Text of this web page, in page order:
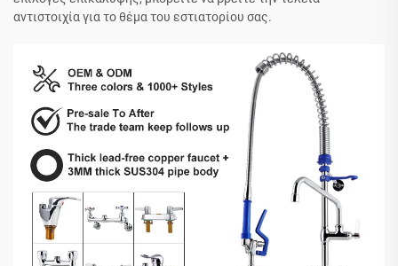
αντιστοιχία για το θέμα του εστιατορίου σας.